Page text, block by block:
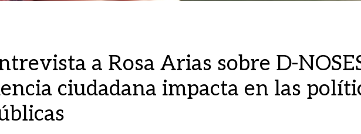
a Rosa Arias sobre D-
ciudadana impacta en las